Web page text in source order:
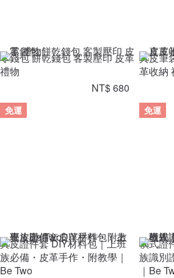
零錢包 餅乾錢包 客製壓印 皮革
禮物
NT$ 680
真皮筆
革收納
免運
真皮證件套 DIY材料包｜上班
族必備・皮革手作・附教學｜
Be Two
免運
橫式證
族識別
｜Be